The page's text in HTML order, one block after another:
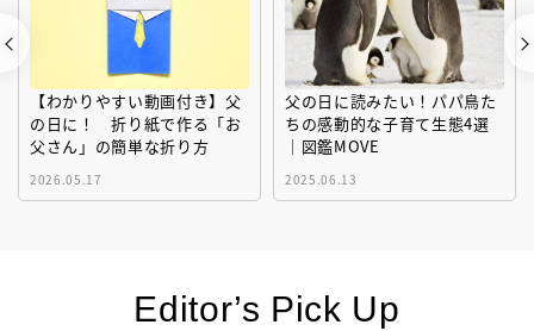
【わかりやすい動画付き】父
の日に！ 折り紙で作る「お
父さん」の簡単な折り方
2026.05.17
父の日に読みたい！パパ鳥た
ちの感動的な子育て生態4選
｜図鑑MOVE
2025.06.13
Editor’s Pick Up